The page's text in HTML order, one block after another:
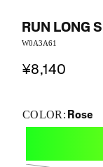
RUN LONG
W0A3A61
¥8,140
COLOR: Rose